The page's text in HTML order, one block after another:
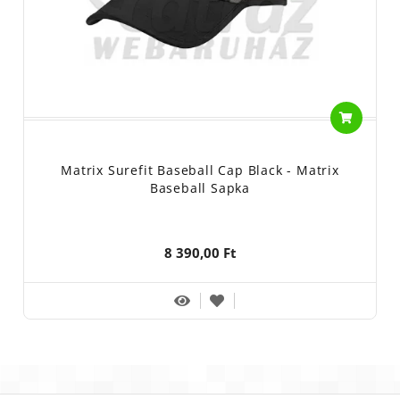
Matrix Surefit Baseball Cap Black - Matrix
Baseball Sapka
8 390,00 Ft